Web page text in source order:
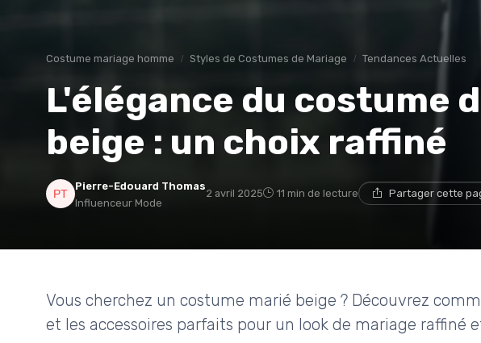
Costume mariage homme Styles de Costumes de Mariage Tendances Actuelles
L'élégance du costume
beige : un choix raffiné
Pierre-Edouard Thomas
Influenceur Mode
2 avril 2025 11 min de lecture Partager cette
Vous cherchez un costume marié beige ? Découvrez
et les accessoires parfaits pour un look de mariage raffiné